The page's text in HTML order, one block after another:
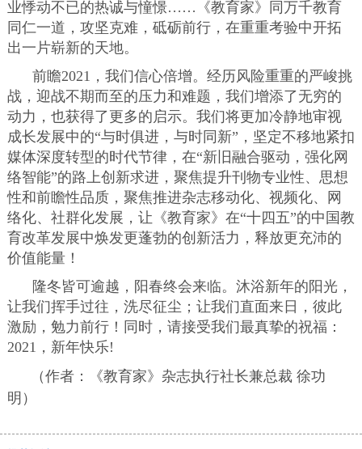
业悸动不已的热诚与憧憬……《教育家》同万千教育
同仁一道，攻坚克难，砥砺前行，在重重考验中开拓
出一片崭新的天地。
前瞻2021，我们信心倍增。经历风险重重的严峻挑
战，迎战不期而至的压力和难题，我们增添了无穷的
动力，也获得了更多的启示。我们将更加冷静地审视
成长发展中的“与时俱进，与时同新”，坚定不移地紧扣
媒体深度转型的时代节律，在“新旧融合驱动，强化网
络智能”的路上创新求进，聚焦提升刊物专业性、思想
性和前瞻性品质，聚焦推进杂志移动化、视频化、网
络化、社群化发展，让《教育家》在“十四五”的中国教
育改革发展中焕发更蓬勃的创新活力，释放更充沛的
价值能量！
隆冬皆可逾越，阳春终会来临。沐浴新年的阳光，
让我们挥手过往，洗尽征尘；让我们直面来日，彼此
激励，勉力前行！同时，请接受我们最真挚的祝福：
2021，新年快乐!
（作者：《教育家》杂志执行社长兼总裁 徐功
明）